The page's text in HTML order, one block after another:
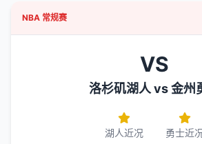
NBA 常规赛
VS
洛杉矶湖人 vs 金州
湖人近况 勇士近